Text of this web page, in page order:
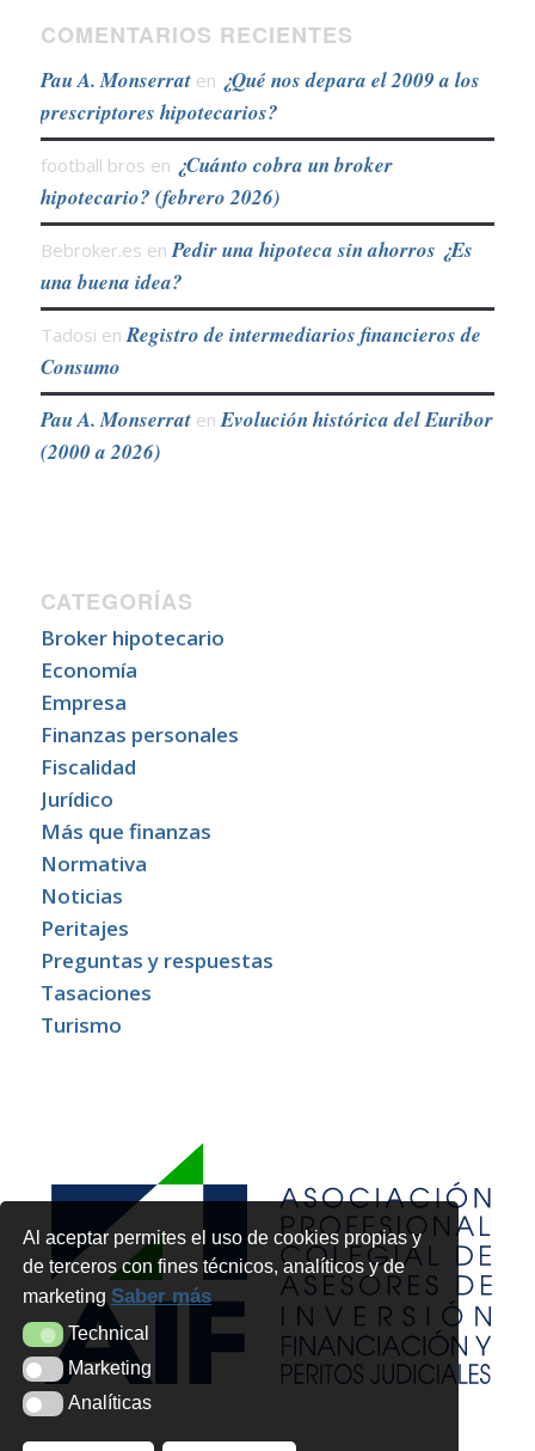
Al aceptar permites el uso de cookies propias y
de terceros con fines técnicos, analíticos y de
marketingSaber más
TechnicalTechnical
MarketingMarketing
AnalíticasAnalíticas
COMENTARIOS RECIENTES
Pau A. Monserraten ¿Qué nos depara el 2009 a los
prescriptores hipotecarios?
football bros en ¿Cuánto cobra un broker
hipotecario? (febrero 2026)
Bebroker.es enPedir una hipoteca sin ahorros ¿Es
una buena idea?
Tadosi enRegistro de intermediarios financieros de
Consumo
Pau A. MonserratenEvolución histórica del Euribor
(2000 a 2026)
CATEGORÍAS
Broker hipotecario
Economía
Empresa
Finanzas personales
Fiscalidad
Jurídico
Más que finanzas
Normativa
Noticias
Peritajes
Preguntas y respuestas
Tasaciones
Turismo